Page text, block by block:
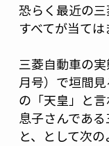
恐らく最近の
すべてが当て
三菱自動車の
月号）で垣間
の「天皇」と
息子さんであ
と、として次の